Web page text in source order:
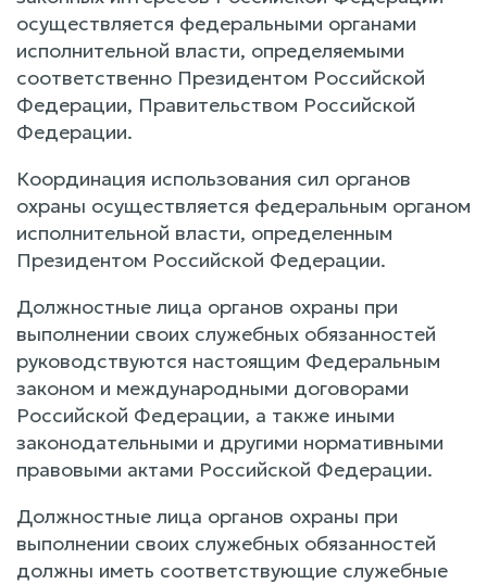
осуществляется федеральными органами
исполнительной власти, определяемыми
соответственно Президентом Российской
Федерации, Правительством Российской
Федерации.
Координация использования сил органов
охраны осуществляется федеральным органом
исполнительной власти, определенным
Президентом Российской Федерации.
Должностные лица органов охраны при
выполнении своих служебных обязанностей
руководствуются настоящим Федеральным
законом и международными договорами
Российской Федерации, а также иными
законодательными и другими нормативными
правовыми актами Российской Федерации.
Должностные лица органов охраны при
выполнении своих служебных обязанностей
должны иметь соответствующие служебные